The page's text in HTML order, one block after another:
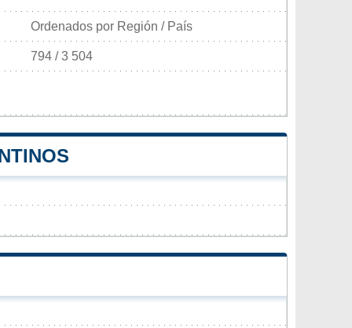
Ordenados por Región / País
794 / 3 504